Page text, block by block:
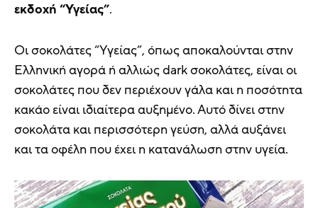
εκδοχή “Υγείας”.
Οι σοκολάτες “Υγείας”, όπως αποκαλούνται στην
Ελληνική αγορά ή αλλιώς dark σοκολάτες, είναι οι
σοκολάτες που δεν περιέχουν γάλα και η ποσότητα
κακάο είναι ιδιαίτερα αυξημένο. Αυτό δίνει στην
σοκολάτα και περισσότερη γεύση, αλλά αυξάνει
και τα οφέλη που έχει η κατανάλωση στην υγεία.